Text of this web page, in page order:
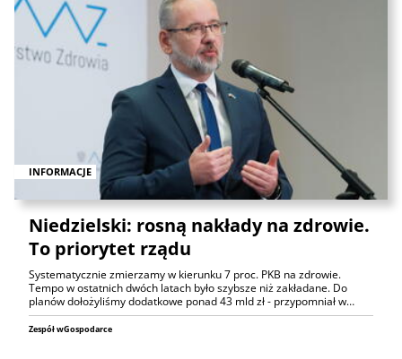
INFORMACJE
Niedzielski: rosną nakłady na zdrowie.
To priorytet rządu
Systematycznie zmierzamy w kierunku 7 proc. PKB na zdrowie.
Tempo w ostatnich dwóch latach było szybsze niż zakładane. Do
planów dołożyliśmy dodatkowe ponad 43 mld zł - przypomniał w…
Zespół wGospodarce